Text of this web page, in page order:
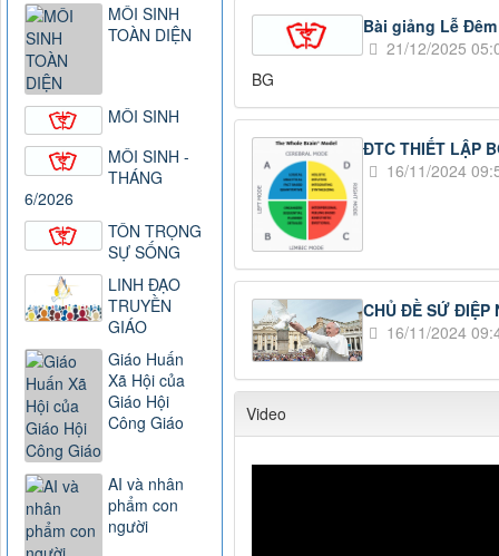
Bài giảng Lễ
21/12/2025
BG
ĐTC THIẾT LẬP
16/11/2024
CHỦ ĐỀ SỨ ĐIỆP
16/11/2024
Video
MÔI SINH
TOÀN DIỆN
MÔI SINH
MÔI SINH -
THÁNG
6/2026
TÔN TRỌNG
SỰ SỐNG
LINH ĐẠO
TRUYỀN
GIÁO
Giáo Huấn
Xã Hội của
Giáo Hội
Công Giáo
AI và nhân
phẩm con
người